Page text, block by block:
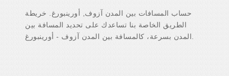
حساب المسافات بين المدن آزوف, أورينبورغ. خريطة
الطريق الخاصة بنا تساعدك على تحديد المسافة بين